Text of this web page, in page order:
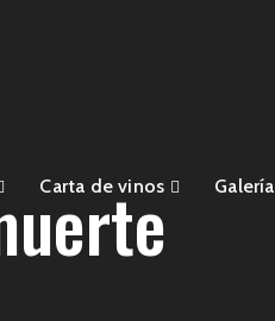
Carta de vinos Galería